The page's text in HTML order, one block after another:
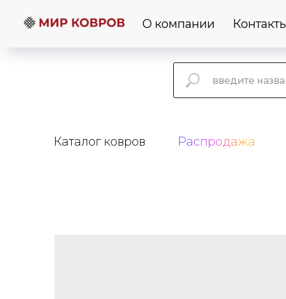
О компании
Каталог ковров Распродажа